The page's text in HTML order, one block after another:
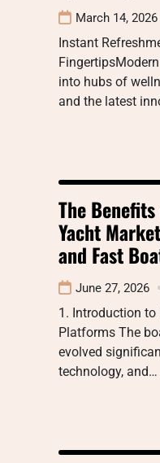
March 14, 2026
Instant
into hubs of
and the latest
The
Yacht
and Fast
June 27, 2026
1. Introduction
Platforms The
evolved
technology, and…